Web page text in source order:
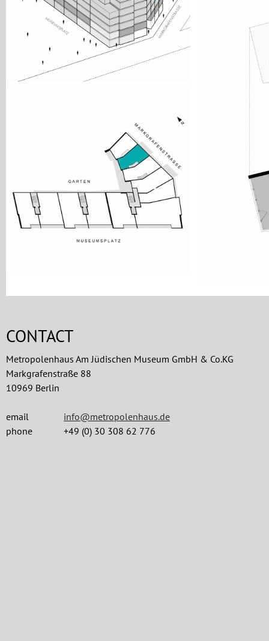
CONTACT
Metropolenhaus Am Jüdischen Museum GmbH & Co.KG
Markgrafenstraße 88
10969 Berlin
email
info@metropolenhaus.de
phone
+49 (0) 30 308 62 776